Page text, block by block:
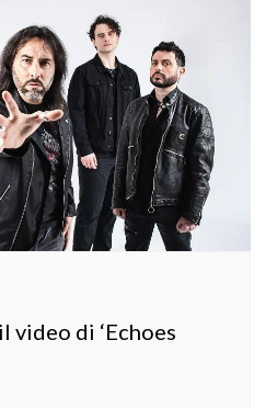
video di ‘Echoes